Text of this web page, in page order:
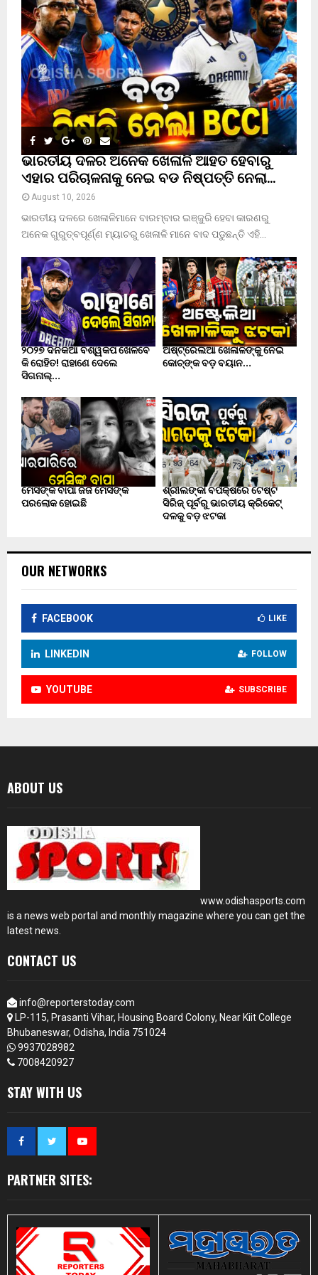
o
r
:
R
C
H
ଭାରତୀୟ ଦଳର ଅନେକ ଖେଳାଳି ଆହତ ହେବାରୁ
ଏହାର ପରିଚାଳନାକୁ ନେଇ ବଡ ନିଷ୍ପତ୍ତି ନେଲା...
August 10, 2026
ଭାରତୀୟ ଦଳରେ ଖେଳାଳିମାନେ ବାରମ୍ବାର ଇଞ୍ଜୁରି ହେବା କାରଣରୁ
ଅନେକ ଗୁରୁତ୍ବପୂର୍ଣ୍ଣ ମ୍ୟାଚରୁ ଖେଳାଳି ମାନେ ବାଦ ପଡୁଛନ୍ତି ଏହି...
୨୦୨୭ ଦିନିକିଆ ବିଶ୍ୱକପ ଖେଳିବେ
କି ରୋହିତ! ରାହାଣେ ଦେଲେ
ସିଗନାଲ୍…
ଅଷ୍ଟ୍ରେଲିଆ ଖେଳାଳିଙ୍କୁ ନେଇ
କୋଚ୍‌ଙ୍କ ବଡ଼ ବୟାନ…
ମେସିଙ୍କ ବାପା ଜର୍ଜ ମେସିଙ୍କ
ପରଲୋକ ହୋଇଛି
ଶ୍ରୀଲଙ୍କା ବିପକ୍ଷରେ ଟେଷ୍ଟ
ସିରିଜ୍ ପୂର୍ବରୁ ଭାରତୀୟ କ୍ରିକେଟ୍
ଦଳକୁ ବଡ଼ ଝଟକା
OUR NETWORKS
FACEBOOK LIKE
LINKEDIN FOLLOW
YOUTUBE SUBSCRIBE
ABOUT US
www.odishasports.com
is a news web portal and monthly magazine where you can get the
latest news.
CONTACT US
info@reporterstoday.com
LP-115, Prasanti Vihar, Housing Board Colony, Near Kiit College
Bhubaneswar, Odisha, India 751024
9937028982
7008420927
STAY WITH US
PARTNER SITES: